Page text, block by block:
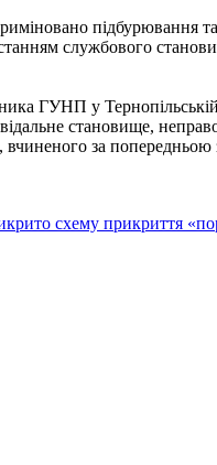
підбурювання
службового
ГУНП у
становище,
вчиненого за
схему прикриття